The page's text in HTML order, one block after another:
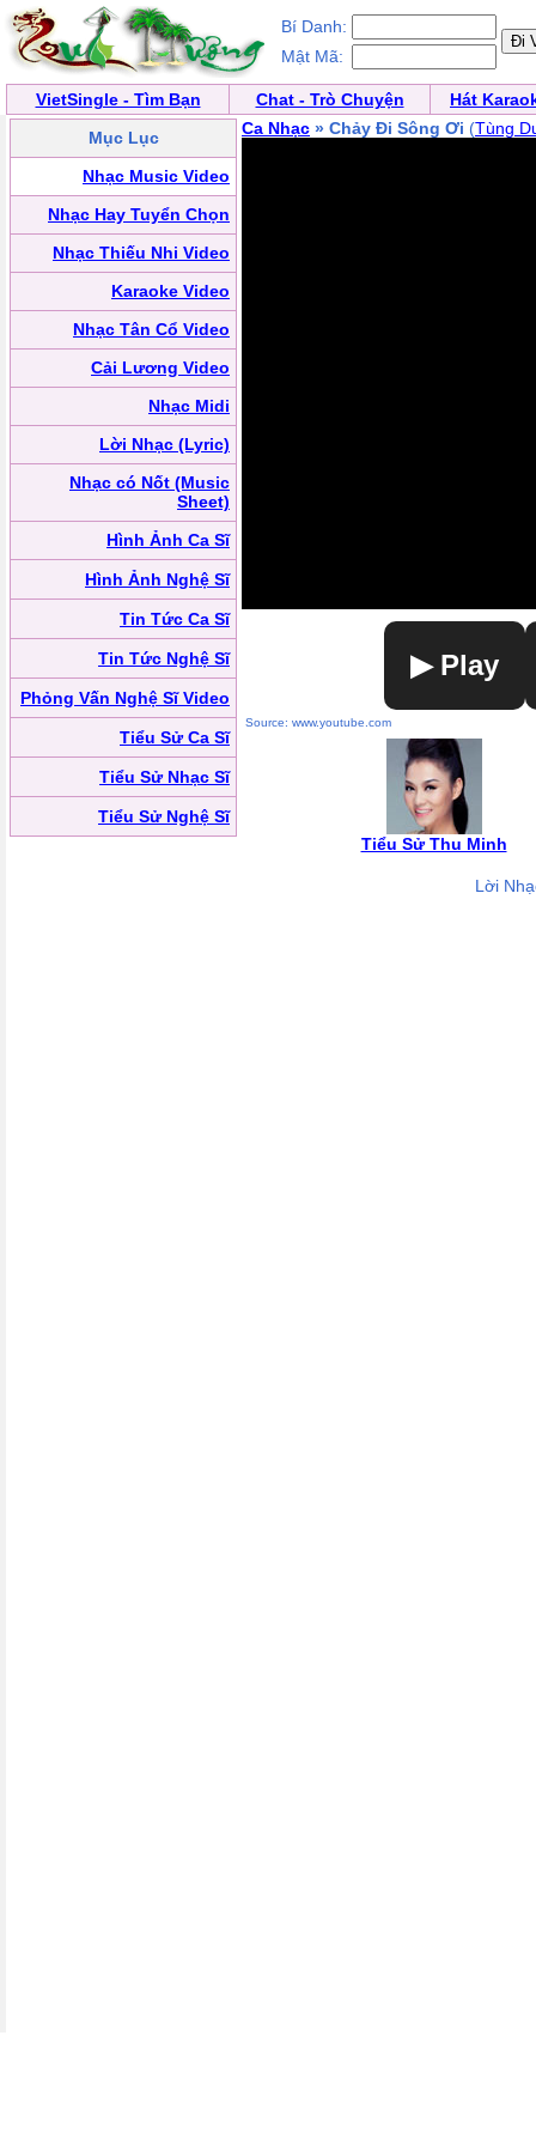
Bí Danh:
Mật Mã:
VietSingle - Tìm Bạn Chat - Trò Chuyện
Hát
Mục Lục
Nhạc Music Video
Nhạc Hay Tuyển Chọn
Nhạc Thiếu Nhi Video
Karaoke Video
Nhạc Tân Cổ Video
Cải Lương Video
Nhạc Midi
Lời Nhạc (Lyric)
Nhạc có Nốt (Music
Sheet)
Hình Ảnh Ca Sĩ
Hình Ảnh Nghệ Sĩ
Tin Tức Ca Sĩ
Tin Tức Nghệ Sĩ
Phỏng Vấn Nghệ Sĩ Video
Tiểu Sử Ca Sĩ
Tiểu Sử Nhạc Sĩ
Tiểu Sử Nghệ Sĩ
Ca Nhạc » Chảy Đi Sông Ơi (Tùng
▶ Play
Source: www.youtube.com
Tiểu Sử Thu Minh
Lời